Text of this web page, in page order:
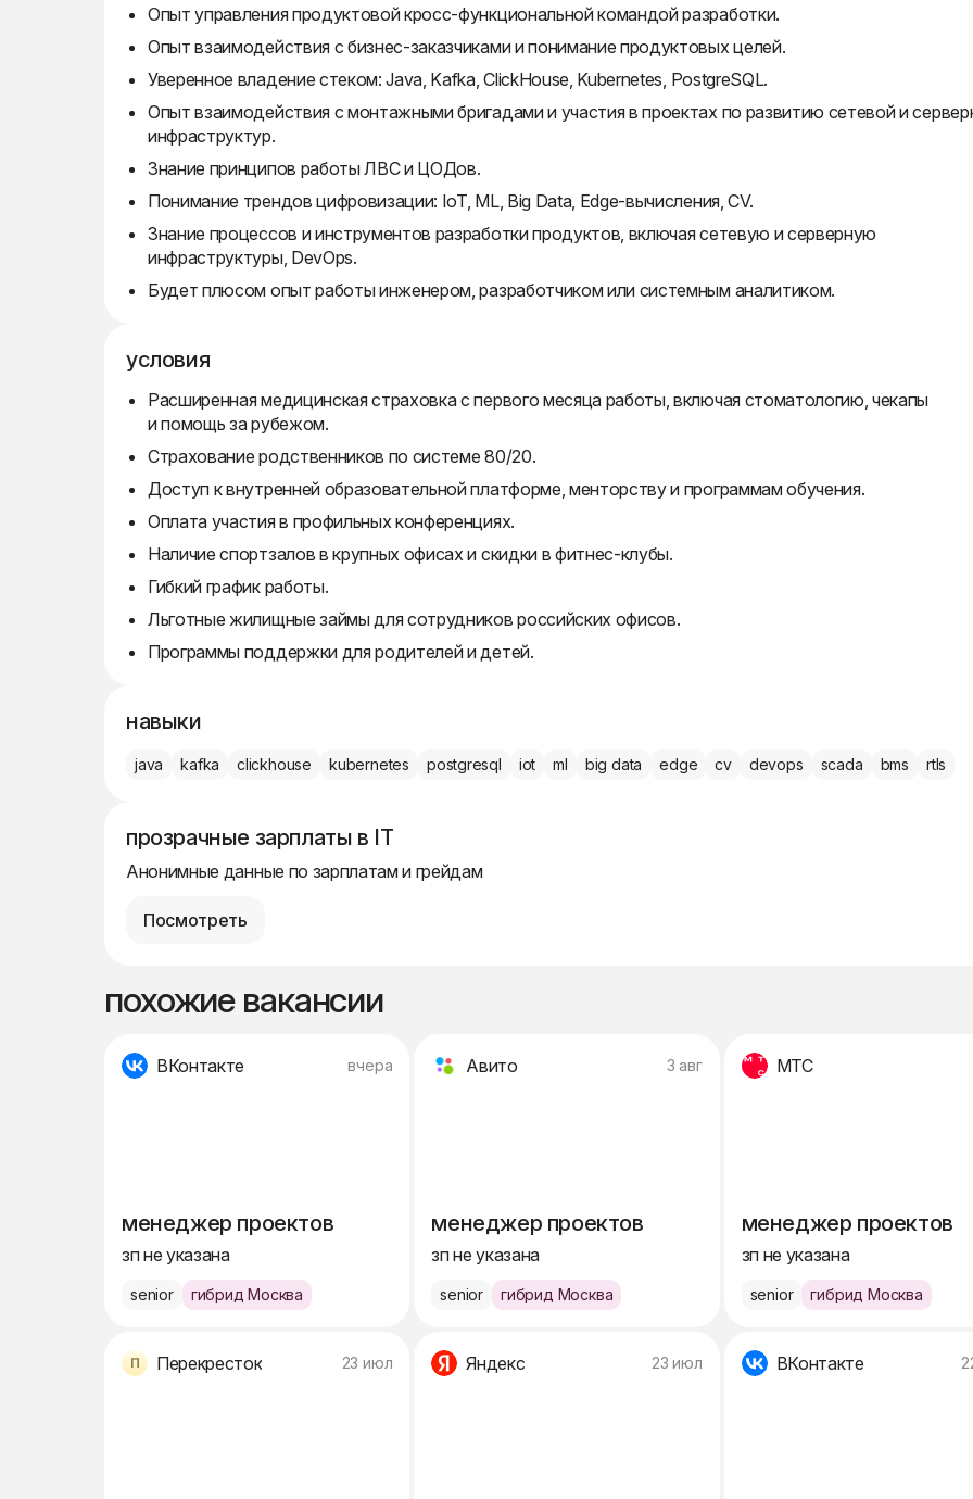
Опыт управления продуктовой кросс-функциональной командой разработки.
Опыт взаимодействия с бизнес-заказчиками и понимание продуктовых целей.
Уверенное владение стеком: Java, Kafka, ClickHouse, Kubernetes, PostgreSQL.
Опыт взаимодействия с монтажными бригадами и участия в проектах по развитию сетевой и
инфраструктур.
Знание принципов работы ЛВС и ЦОДов.
Понимание трендов цифровизации: IoT, ML, Big Data, Edge-вычисления, CV.
Знание процессов и инструментов разработки продуктов, включая сетевую и серверную
инфраструктуры, DevOps.
Будет плюсом опыт работы инженером, разработчиком или системным аналитиком.
условия
Расширенная медицинская страховка с первого месяца работы, включая стоматологию, чекапы
и помощь за рубежом.
Страхование родственников по системе 80/20.
Доступ к внутренней образовательной платформе, менторству и программам обучения.
Оплата участия в профильных конференциях.
Наличие спортзалов в крупных офисах и скидки в фитнес-клубы.
Гибкий график работы.
Льготные жилищные займы для сотрудников российских офисов.
Программы поддержки для родителей и детей.
навыки
java kafka clickhouse kubernetes postgresql iot ml big data edge cv devops scada bms rtls
прозрачные зарплаты в IT
Анонимные данные по зарплатам и грейдам
Посмотреть
похожие вакансии
ВКонтакте вчера
менеджер проектов
зп не указана
senior гибрид Москва
Авито 3 авг
менеджер проектов
зп не указана
senior гибрид Москва
МТС
менеджер проектов
зп не указана
senior гибрид Москва
Перекресток 23 июл Яндекс 23 июл ВКонтакте